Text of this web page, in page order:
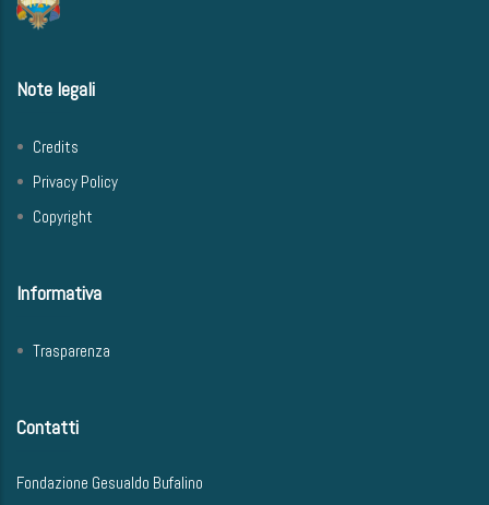
Note legali
Credits
Privacy Policy
Copyright
Informativa
Trasparenza
Contatti
Fondazione Gesualdo Bufalino